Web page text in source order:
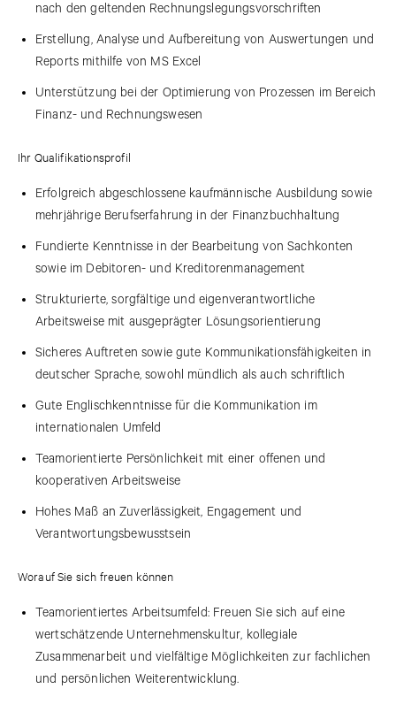
nach den geltenden Rechnungslegungsvorschriften
Erstellung, Analyse und Aufbereitung von Auswertungen und
Reports mithilfe von MS Excel
Unterstützung bei der Optimierung von Prozessen im Bereich
Finanz- und Rechnungswesen
Ihr Qualifikationsprofil
Erfolgreich abgeschlossene kaufmännische Ausbildung sowie
mehrjährige Berufserfahrung in der Finanzbuchhaltung
Fundierte Kenntnisse in der Bearbeitung von Sachkonten
sowie im Debitoren- und Kreditorenmanagement
Strukturierte, sorgfältige und eigenverantwortliche
Arbeitsweise mit ausgeprägter Lösungsorientierung
Sicheres Auftreten sowie gute Kommunikationsfähigkeiten in
deutscher Sprache, sowohl mündlich als auch schriftlich
Gute Englischkenntnisse für die Kommunikation im
internationalen Umfeld
Teamorientierte Persönlichkeit mit einer offenen und
kooperativen Arbeitsweise
Hohes Maß an Zuverlässigkeit, Engagement und
Verantwortungsbewusstsein
Worauf Sie sich freuen können
Teamorientiertes Arbeitsumfeld: Freuen Sie sich auf eine
wertschätzende Unternehmenskultur, kollegiale
Zusammenarbeit und vielfältige Möglichkeiten zur fachlichen
und persönlichen Weiterentwicklung.